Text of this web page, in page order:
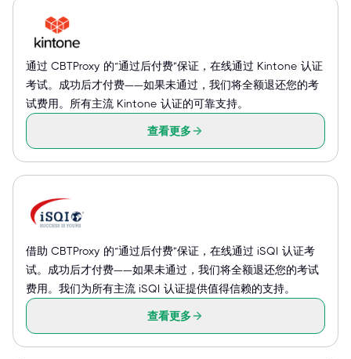
通过 CBTProxy 的“通过后付费”保证，在线通过 Kintone 认证
考试。成功后才付费——如果未通过，我们将全额退还您的考
试费用。所有主流 Kintone 认证的可靠支持。
查看更多
借助 CBTProxy 的“通过后付费”保证，在线通过 iSQI 认证考
试。成功后才付费——如果未通过，我们将全额退还您的考试
费用。我们为所有主流 iSQI 认证提供值得信赖的支持。
查看更多